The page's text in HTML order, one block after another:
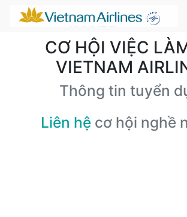
CƠ HỘI VIỆC
VIETNAM
Thông tin tuyển
Liên hệ cơ hội nghề